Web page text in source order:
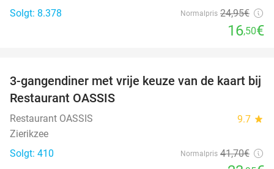
Solgt: 8.378
Normalpris 24,95€
16,50€
43%
3-gangendiner met vrije keuze van de kaart bij
Restaurant OASSIS
Restaurant OASSIS 9.7 star
Zierikzee
Solgt: 410
Normalpris 41,70€